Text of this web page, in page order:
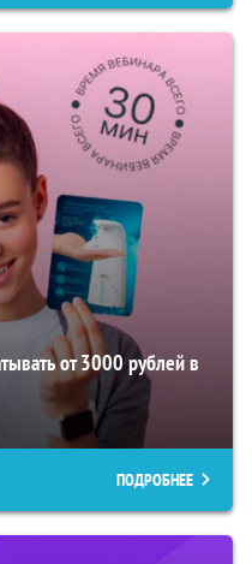
от 3000 рублей в
ПОДРОБНЕЕ